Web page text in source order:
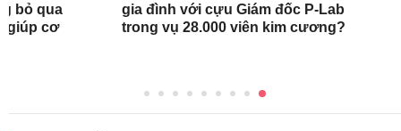
bỏ qua
giúp cơ
gia đình với cựu Giám đốc P-Lab
trong vụ 28.000 viên kim cương?